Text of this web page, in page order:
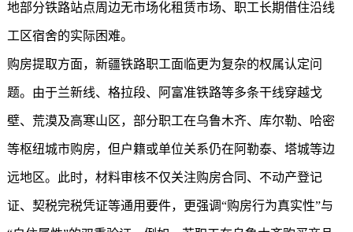
地部分铁路站点周边无市场化租赁市场、职工长期借住沿线
工区宿舍的实际困难。
购房提取方面，新疆铁路职工面临更为复杂的权属认定问
题。由于兰新线、格拉段、阿富准铁路等多条干线穿越戈
壁、荒漠及高寒山区，部分职工在乌鲁木齐、库尔勒、哈密
等枢纽城市购房，但户籍或单位关系仍在阿勒泰、塔城等边
远地区。此时，材料审核不仅关注购房合同、不动产登记
证、契税完税凭证等通用要件，更强调“购房行为真实性”与